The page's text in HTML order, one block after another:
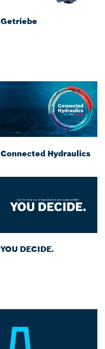
Getriebe
Connected Hydraulics
YOU DECIDE.